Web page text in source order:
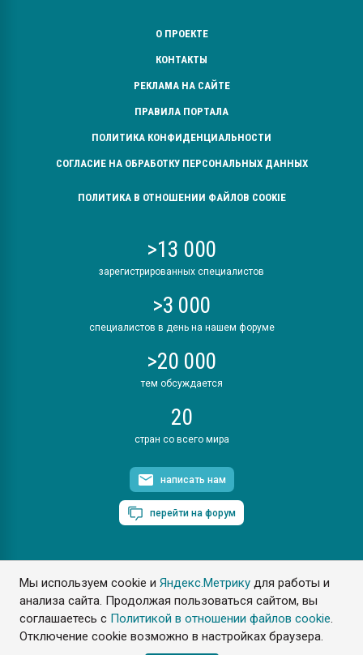
Мы используем cookie иЯндекс.Метрику для работы и
анализа сайта. Продолжая пользоваться сайтом, вы
соглашаетесь с Политикой в отношении файлов cookie.
Отключение cookie возможно в настройках браузера.
О ПРОЕКТЕ
КОНТАКТЫ
РЕКЛАМА НА САЙТЕ
ПРАВИЛА ПОРТАЛА
ПОЛИТИКА КОНФИДЕНЦИАЛЬНОСТИ
СОГЛАСИЕ НА ОБРАБОТКУ ПЕРСОНАЛЬНЫХ ДАННЫХ
ПОЛИТИКА В ОТНОШЕНИИ ФАЙЛОВ COOKIE
>13 000
зарегистрированных специалистов
>3 000
специалистов в день на нашем форуме
>20 000
тем обсуждается
20
стран со всего мира
написать нам
перейти на форум
ПластЭксперт © 2006. Все права защищены
Разрешается копирование материалов сайта с обязательной
ссылкой на www.e-plastic.ru
Разработка сайта